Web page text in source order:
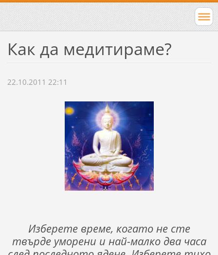
Как да медитираме?
22.10.2011 22:11
Изберете време, когато не сте
твърде уморени и най-малко два часа